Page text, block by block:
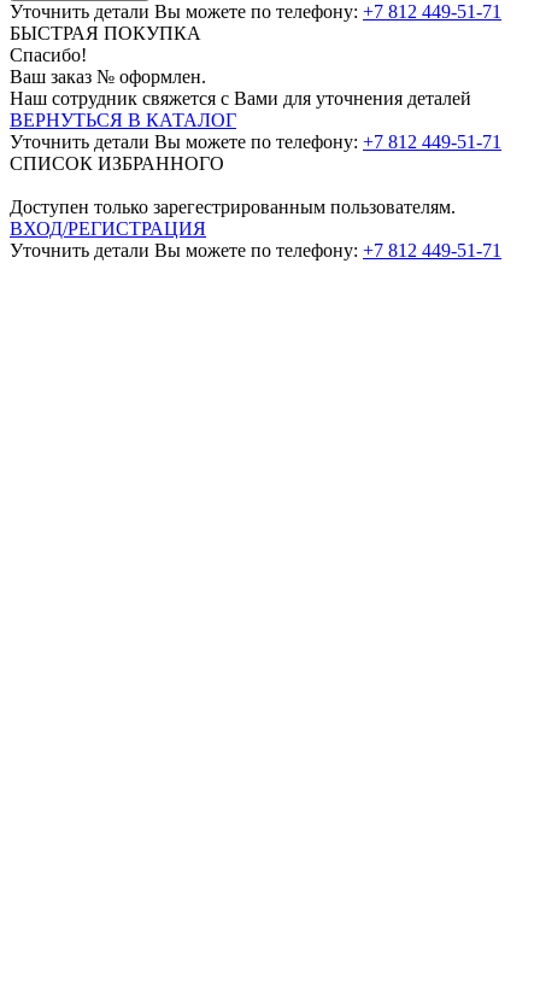
Уточнить детали Вы можете по телефону: +7 812 449-51-71
БЫСТРАЯ ПОКУПКА
Спасибо!
Ваш заказ № оформлен.
Наш сотрудник свяжется с Вами для уточнения деталей
ВЕРНУТЬСЯ В КАТАЛОГ
Уточнить детали Вы можете по телефону: +7 812 449-51-71
СПИСОК ИЗБРАННОГО
Доступен только зарегестрированным пользователям.
ВХОД/РЕГИСТРАЦИЯ
Уточнить детали Вы можете по телефону: +7 812 449-51-71